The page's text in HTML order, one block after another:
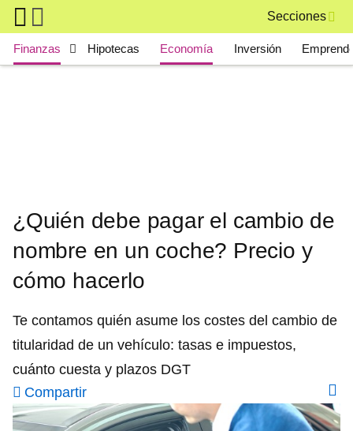
Skip to main content
Secciones
Main navigation
Finanzas Hipotecas Economía Inversión
¿Quién debe pagar el cambio de
nombre en un coche? Precio y
cómo hacerlo
Te contamos quién asume los costes del cambio de
titularidad de un vehículo: tasas e impuestos,
cuánto cuesta y plazos DGT
Compartir